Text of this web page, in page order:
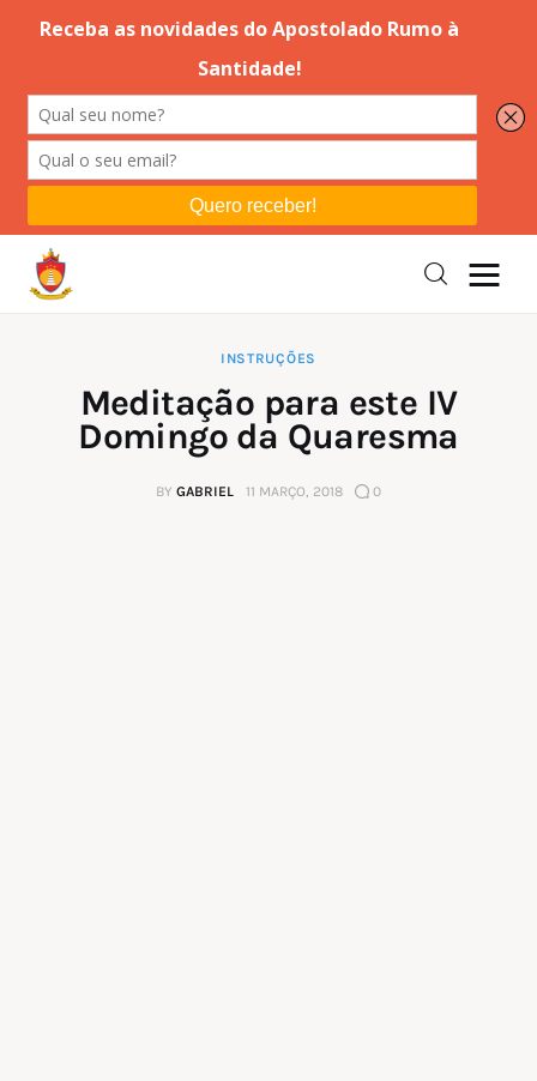
Editorial
Orações
Espiritualidade
INSTRUÇÕES
Meditação para este IV
Domingo da Quaresma
BY GABRIEL 11 MARÇO, 2018 0